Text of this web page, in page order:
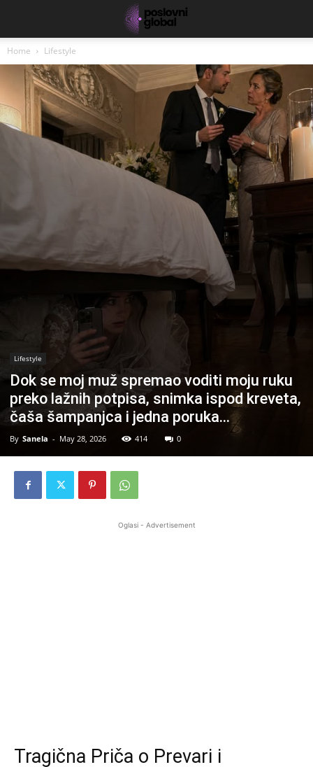
Home Lifestyle
Lifestyle
Dok se moj muž spremao voditi moju ruku
preko lažnih potpisa, snimka ispod kreveta,
čaša šampanjca i jedna poruka…
By Sanela - May 28, 2026 414 0
Oglasi - Advertisement
Tragična Priča o Prevari i